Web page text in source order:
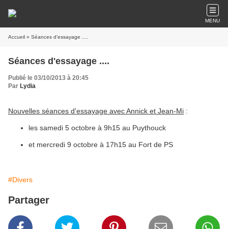
MENU
Accueil » Séances d'essayage ....
Séances d'essayage ....
Publié le 03/10/2013 à 20:45
Par Lydia
Nouvelles séances d'essayage avec Annick et Jean-Mi :
les samedi 5 octobre à 9h15 au Puythouck
et mercredi 9 octobre à 17h15 au Fort de PS
#Divers
Partager